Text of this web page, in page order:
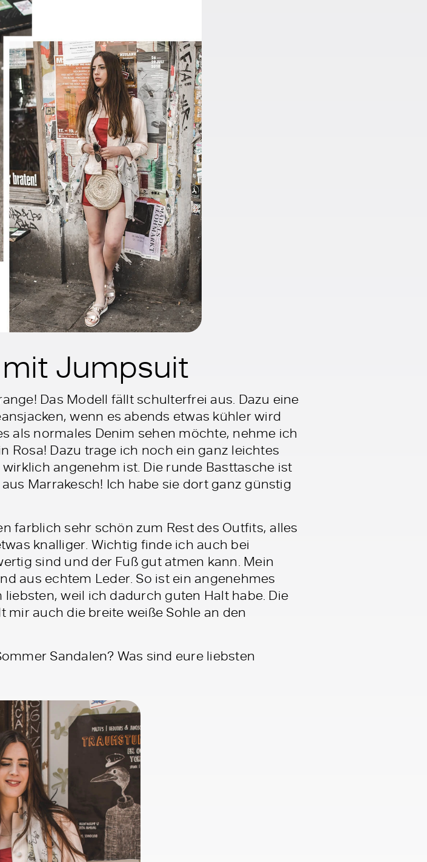
Jumpsuit
Das Modell fällt schulterfrei aus. Dazu eine
wenn es abends etwas kühler wird
als normales Denim sehen möchte, nehme ich
Rosa! Dazu trage ich noch ein ganz leichtes
angenehm ist. Die runde Basttasche ist
Marrakesch! Ich habe sie dort ganz günstig
farblich sehr schön zum Rest des Outfits, alles
knalliger. Wichtig finde ich auch bei
sind und der Fuß gut atmen kann. Mein
aus echtem Leder. So ist ein angenehmes
weil ich dadurch guten Halt habe. Die
mir auch die breite weiße Sohle an den
Sandalen? Was sind eure liebsten